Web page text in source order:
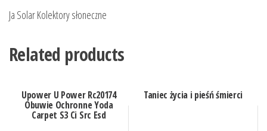
Ja Solar Kolektory słoneczne
Related products
Upower U Power Rc20174
Obuwie Ochronne Yoda
Carpet S3 Ci Src Esd
Taniec życia i pieśń śmierci